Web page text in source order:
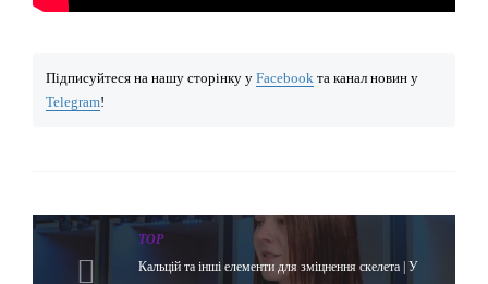
Підписуйтеся на нашу сторінку у Facebook та канал новин у
Telegram!
TOP
Кальцій та інші елементи для зміцнення скелета | У